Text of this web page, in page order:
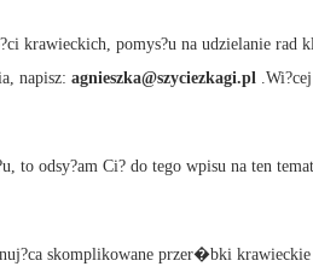
krawieckich, pomys?u na udzielanie rad
napisz: agnieszka@szyciezkagi.pl
to odsy?am Ci? do tego wpisu na ten
skomplikowane przer�bki krawieckie